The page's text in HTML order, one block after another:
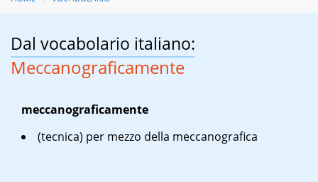
Dal vocabolario italiano:
Meccanograficamente
meccanograficamente
(tecnica) per mezzo della meccanografica